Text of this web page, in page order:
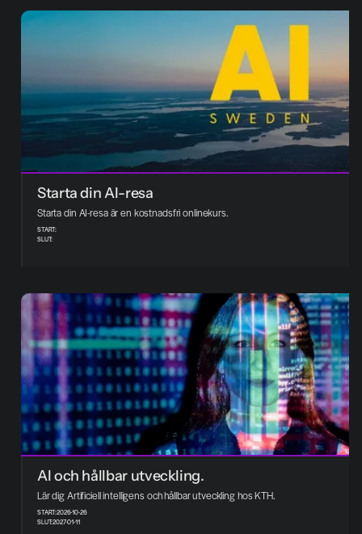
Starta din AI-resa
Starta din AI-resa är en kostnadsfri onlinekurs.
START:
SLUT:
AI och hållbar utveckling.
Lär dig Artificiell intelligens och hållbar utveckling hos KTH.
START:2026-10-26
SLUT:2027-01-11